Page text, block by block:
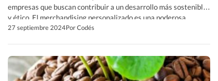
empresas que buscan contribuir a un desarrollo más sostenible
y ético. El merchandising personalizado es una poderosa
herramienta para transmitir los valores de la RSC, reforzando
27 septiembre 2024Por Codés